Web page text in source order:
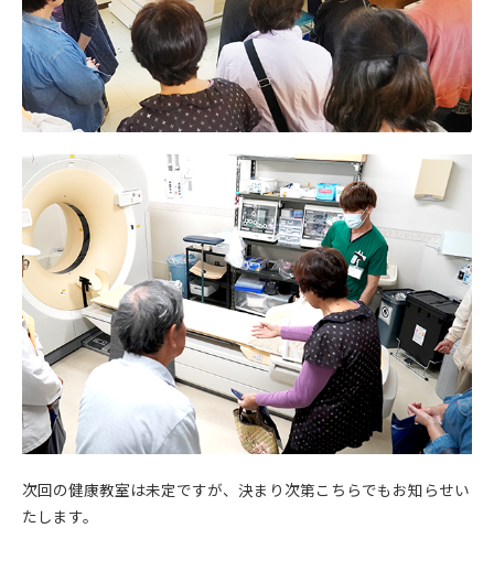
次回の健康教室は未定ですが、決まり次第こちらでもお知らせい
たします。